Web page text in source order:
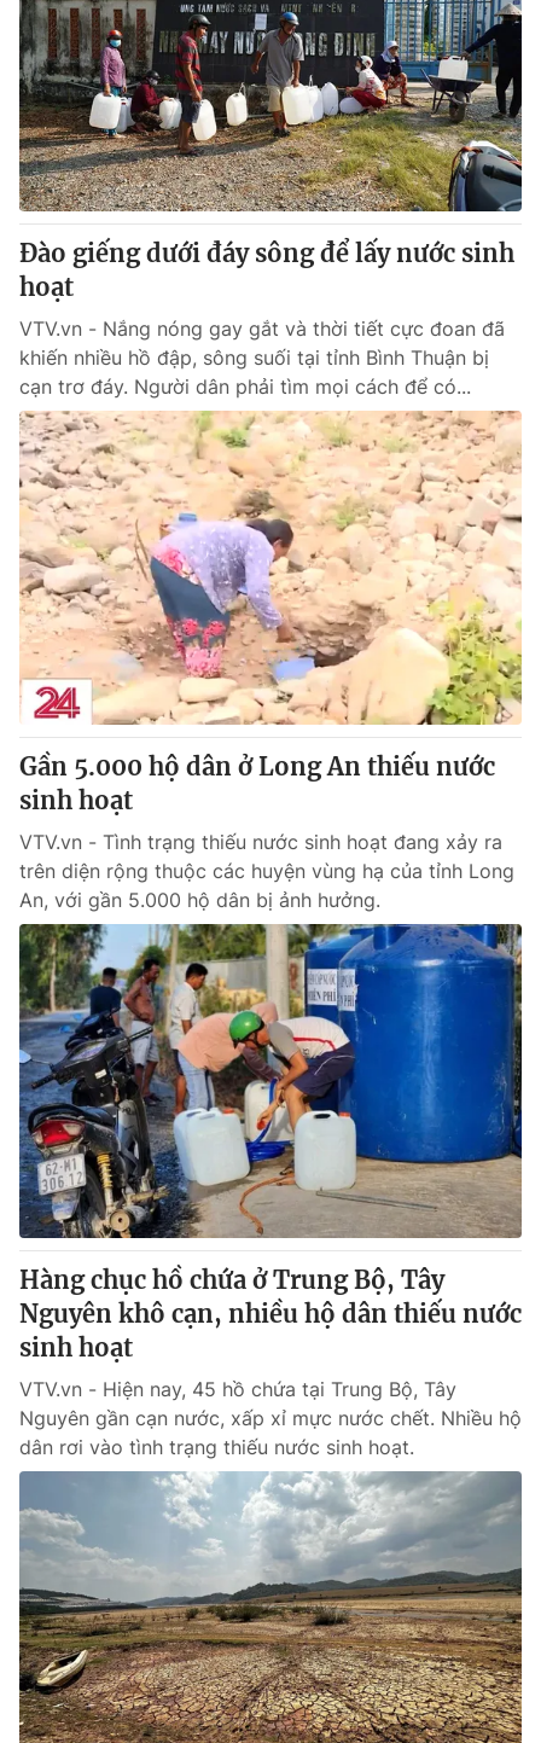
Đào giếng dưới đáy sông để lấy nước sinh
hoạt
VTV.vn - Nắng nóng gay gắt và thời tiết cực đoan đã
khiến nhiều hồ đập, sông suối tại tỉnh Bình Thuận bị
cạn trơ đáy. Người dân phải tìm mọi cách để có...
Gần 5.000 hộ dân ở Long An thiếu nước
sinh hoạt
VTV.vn - Tình trạng thiếu nước sinh hoạt đang xảy ra
trên diện rộng thuộc các huyện vùng hạ của tỉnh Long
An, với gần 5.000 hộ dân bị ảnh hưởng.
Hàng chục hồ chứa ở Trung Bộ, Tây
Nguyên khô cạn, nhiều hộ dân thiếu nước
sinh hoạt
VTV.vn - Hiện nay, 45 hồ chứa tại Trung Bộ, Tây
Nguyên gần cạn nước, xấp xỉ mực nước chết. Nhiều hộ
dân rơi vào tình trạng thiếu nước sinh hoạt.